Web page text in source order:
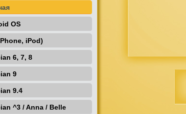
OS
iPod)
6, 7, 8
9
9.4
^3 / Anna / Belle